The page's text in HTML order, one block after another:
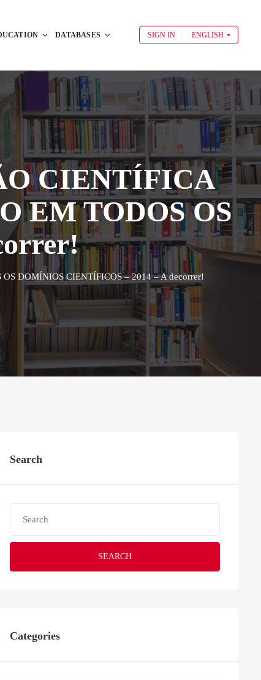
DATABASES SIGN IN ENGLISH
CIENTÍFICA
EM TODOS OS
DOMÍNIOS CIENTÍFICOS – 2014 – A decorrer!
Search
SEARCH
Categories